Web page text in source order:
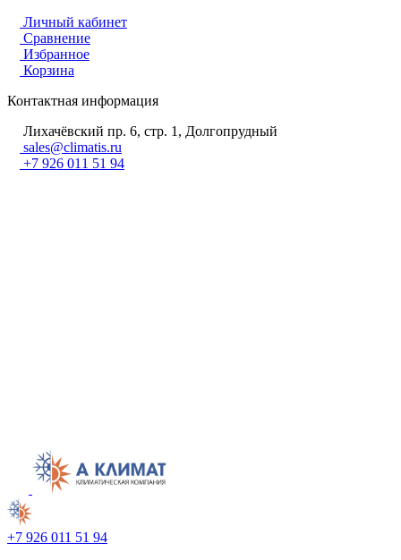
Личный кабинет
Сравнение
Избранное
Корзина
Контактная информация
Лихачёвский пр. 6, стр. 1, Долгопрудный
sales@climatis.ru
+7 926 011 51 94
+7 926 011 51 94